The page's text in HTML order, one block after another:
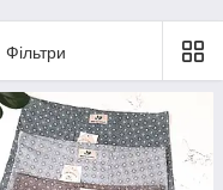
Фільтри